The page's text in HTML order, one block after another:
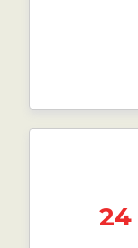
24